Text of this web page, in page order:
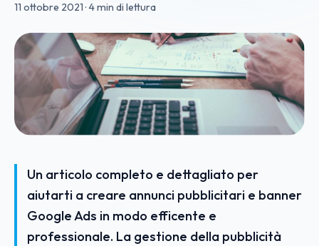
11 ottobre 2021 · 4 min di lettura
Un articolo completo e dettagliato per
aiutarti a creare annunci pubblicitari e banner
Google Ads in modo efficente e
professionale. La gestione della pubblicità